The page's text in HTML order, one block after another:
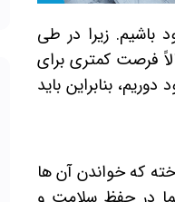
باشیم. زیرا در طی
فرصت کمتری برای
بنابراین باید
پرداخته که خواندن آن ها